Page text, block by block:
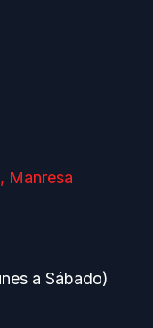
Manresa
a Sábado)